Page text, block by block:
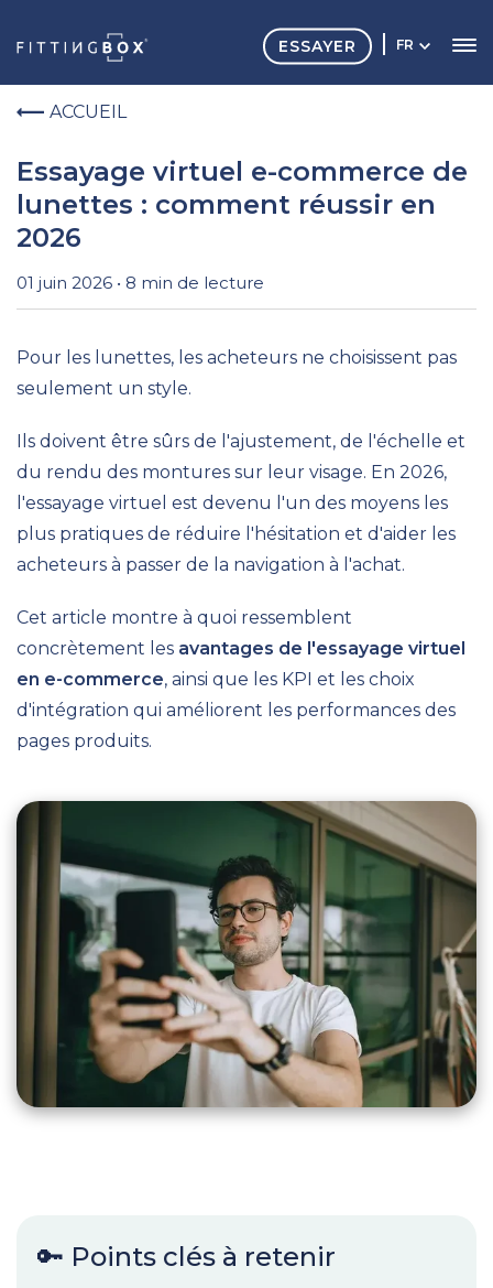
FR
ESSAYER
ACCUEIL
Essayage virtuel e-commerce de
lunettes : comment réussir en
2026
01 juin 2026 • 8 min de lecture
Pour les lunettes, les acheteurs ne choisissent pas
seulement un style.
Ils doivent être sûrs de l'ajustement, de l'échelle et
du rendu des montures sur leur visage. En 2026,
l'essayage virtuel est devenu l'un des moyens les
plus pratiques de réduire l'hésitation et d'aider les
acheteurs à passer de la navigation à l'achat.
Cet article montre à quoi ressemblent
concrètement les avantages de l'essayage virtuel
en e-commerce, ainsi que les KPI et les choix
d'intégration qui améliorent les performances des
pages produits.
🔑 Points clés à retenir